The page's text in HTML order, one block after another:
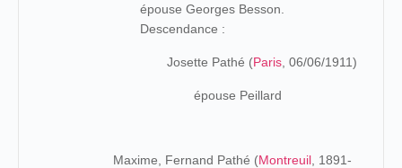
épouse Georges Besson.
Descendance :
Josette Pathé (Paris , 06/06/1911)
épouse Peillard
Maxime, Fernand Pathé (Montreuil , 1891-